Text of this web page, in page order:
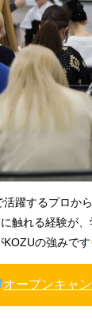
活躍するプロか
に触れる経験が
KOZUの強みです
オープンキャ